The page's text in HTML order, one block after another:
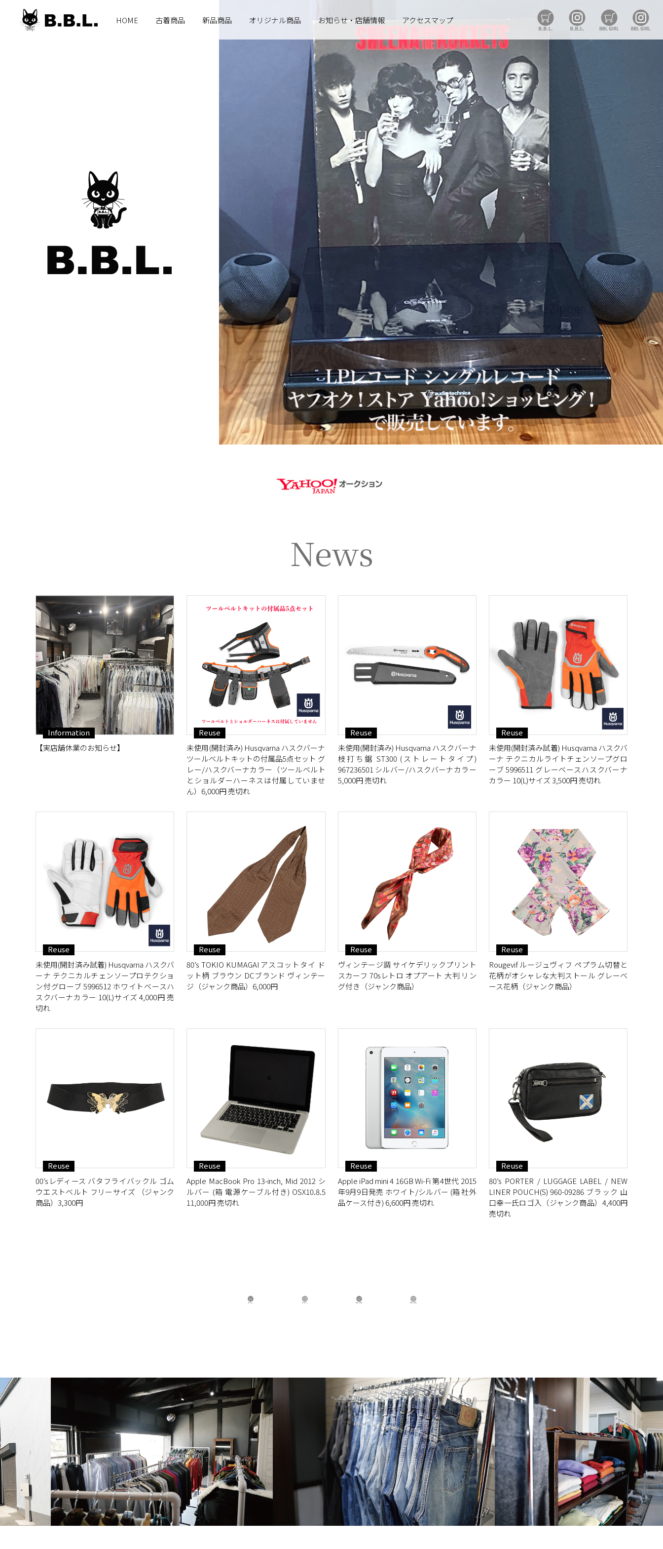
HOME 古着商品 新品商品 オリジナル商品 お知らせ・店舗情報 アクセスマップ
B.B.L Store B.B.L BBL GIRL
News
Information
【実店舗休業のお知らせ】
Reuse
未使用(開封済み) Husqvarna ハスクバーナ
ツールベルトキットの付属品5点セット グ
レー/ハスクバーナカラー（ツールベルト
とショルダーハーネスは付属していませ
ん）6,000円 売切れ
Reuse
未使用(開封済み) Husqvarna ハスクバーナ
枝打ち鋸 ST300 (ストレートタイプ)
967236501 シルバー/ハスクバーナカラー
5,000円 売切れ
Reuse
未使用(開封済み試着) Husqvarna ハスクバ
ーナ テクニカルライトチェンソープグロ
ーブ 5996511 グレーベースハスクバーナ
カラー 10(L)サイズ 3,500円 売切れ
Reuse
未使用(開封済み試着) Husqvarna ハスクバ
ーナ テクニカルチェンソープロテクショ
ン付グローブ 5996512 ホワイトベースハ
スクバーナカラー 10(L)サイズ 4,000円 売
切れ
Reuse
80’s TOKIO KUMAGAIアスコットタイ ド
ット柄 ブラウン DCブランド ヴィンテー
ジ（ジャンク商品）6,000円
Reuse
ヴィンテージ調 サイケデリックプリント
スカーフ 70sレトロ オプアート 大判 リン
グ付き（ジャンク商品）
Reuse
Rougevif ルージュヴィフ ペプラム切替と
花柄がオシャレな大判ストール グレーベ
ース花柄（ジャンク商品）
Reuse
00’sレディース バタフライバックル ゴム
ウエストベルト フリーサイズ （ジャンク
商品）3,300円
Reuse
Apple MacBook Pro 13-inch, Mid 2012 シ
ルバー (箱 電源ケーブル付き) OSX10.8.5
11,000円 売切れ
Reuse
Apple iPad mini 4 16GB Wi-Fi 第4世代 2015
年9月9日発売 ホワイト/シルバー (箱 社外
品ケース付き) 6,600円 売切れ
Reuse
80’s PORTER / LUGGAGE LABEL / NEW
LINER POUCH(S) 960-09286 ブラック 山
口幸一氏ロゴ入（ジャンク商品）4,400円
売切れ
B.B.L Store BBL GIRL Store